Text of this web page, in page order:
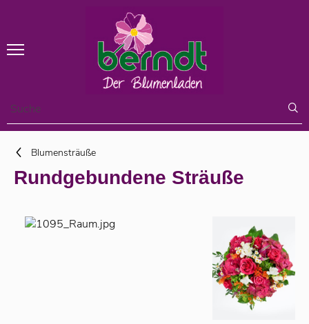
Blumensträuße
Rundgebundene Sträuße